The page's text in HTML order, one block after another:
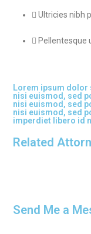
Ultricies nibh
Pellentesque
Lorem ipsum
nisi euismod, sed
nisi euismod, sed
nisi euismod, sed
imperdiet libero id
Related
Send Me a